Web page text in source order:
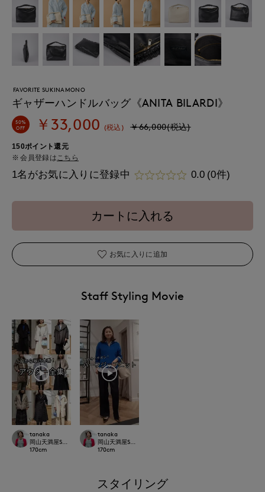
FAVORITE SUKINAMONO
ギャザーハンドルバッグ《ANITA BILARDI》
50%
OFF ￥33,000 (税込) ￥66,000(税込)
150ポイント還元
会員登録は こちら
1名がお気に入りに登録中 0.0 (0件)
カートに入れる
お気に入りに追加
Staff Styling Movie
tanaka
岡山天満屋SUPERIORCLOSET
170cm
tanaka
岡山天満屋SUPERIORCLOSET
170cm
スタイリング